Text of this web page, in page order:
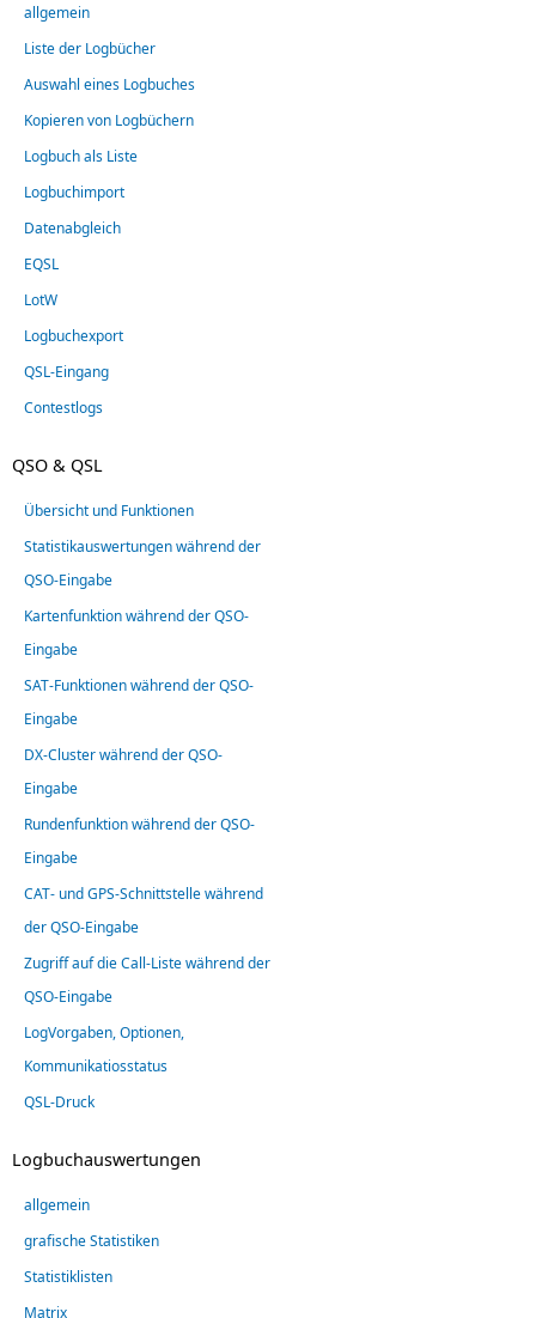
allgemein
Liste der Logbücher
Auswahl eines Logbuches
Kopieren von Logbüchern
Logbuch als Liste
Logbuchimport
Datenabgleich
EQSL
LotW
Logbuchexport
QSL-Eingang
Contestlogs
QSO & QSL
Übersicht und Funktionen
Statistikauswertungen während der
QSO-Eingabe
Kartenfunktion während der QSO-
Eingabe
SAT-Funktionen während der QSO-
Eingabe
DX-Cluster während der QSO-
Eingabe
Rundenfunktion während der QSO-
Eingabe
CAT- und GPS-Schnittstelle während
der QSO-Eingabe
Zugriff auf die Call-Liste während der
QSO-Eingabe
LogVorgaben, Optionen,
Kommunikatiosstatus
QSL-Druck
Logbuchauswertungen
allgemein
grafische Statistiken
Statistiklisten
Matrix